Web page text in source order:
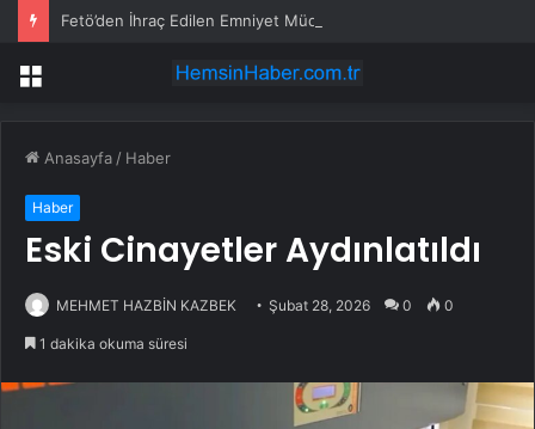
Menü
Anasayfa / Haber
Haber
Eski Cinayetler Aydınlatıldı
MEHMET HAZBİN KAZBEK Şubat 28, 2026 0 0
1 dakika okuma süresi